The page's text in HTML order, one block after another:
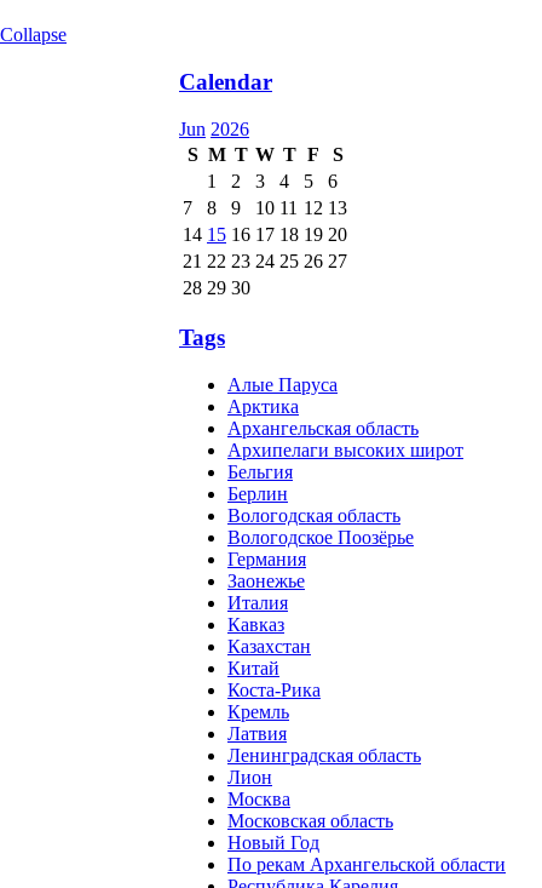
Collapse
Calendar
Jun 2026
S M T W T F
S
1
2 3 4 5
6
7
8 9 10 11 12 13
14 15 16 17 18 19 20
21 22 23 24 25 26 27
28 29 30
Tags
Алые Паруса
Арктика
Архангельская область
Архипелаги высоких широт
Бельгия
Берлин
Вологодская область
Вологодское Поозёрье
Германия
Заонежье
Италия
Кавказ
Казахстан
Китай
Коста-Рика
Кремль
Латвия
Ленинградская область
Лион
Москва
Московская область
Новый Год
По рекам Архангельской области